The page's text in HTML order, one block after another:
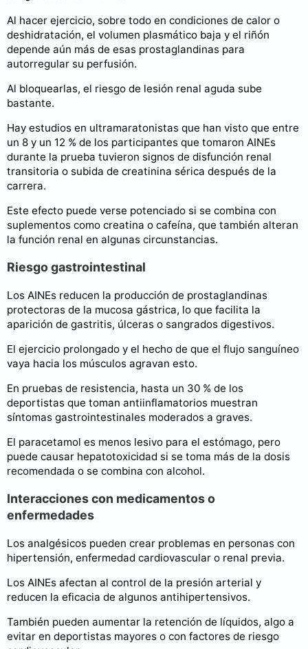
Al hacer ejercicio, sobre todo en condiciones de calor o
deshidratación, el volumen plasmático baja y el riñón
depende aún más de esas prostaglandinas para
autorregular su perfusión.
Al bloquearlas, el riesgo de lesión renal aguda sube
bastante.
Hay estudios en ultramaratonistas que han visto que entre
un 8 y un 12 % de los participantes que tomaron AINEs
durante la prueba tuvieron signos de disfunción renal
transitoria o subida de creatinina sérica después de la
carrera.
Este efecto puede verse potenciado si se combina con
suplementos como creatina o cafeína, que también alteran
la función renal en algunas circunstancias.
Riesgo gastrointestinal
Los AINEs reducen la producción de prostaglandinas
protectoras de la mucosa gástrica, lo que facilita la
aparición de gastritis, úlceras o sangrados digestivos.
El ejercicio prolongado y el hecho de que el flujo sanguíneo
vaya hacia los músculos agravan esto.
En pruebas de resistencia, hasta un 30 % de los
deportistas que toman antiinflamatorios muestran
síntomas gastrointestinales moderados a graves.
El paracetamol es menos lesivo para el estómago, pero
puede causar hepatotoxicidad si se toma más de la dosis
recomendada o se combina con alcohol.
Interacciones con medicamentos o
enfermedades
Los analgésicos pueden crear problemas en personas con
hipertensión, enfermedad cardiovascular o renal previa.
Los AINEs afectan al control de la presión arterial y
reducen la eficacia de algunos antihipertensivos.
También pueden aumentar la retención de líquidos, algo a
evitar en deportistas mayores o con factores de riesgo